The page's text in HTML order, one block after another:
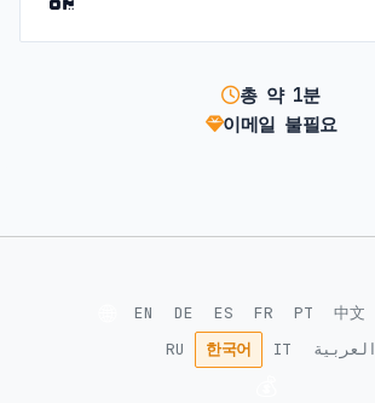
총 약 1분
이메일 불필요
EN DE ES FR PT 中文
RU
한국어 IT العربية